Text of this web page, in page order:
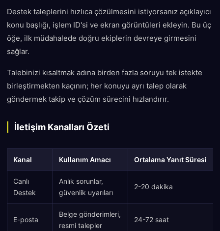
Destek taleplerini hızlıca çözülmesini istiyorsanız açıklayıcı
konu başlığı, işlem ID'si ve ekran görüntüleri ekleyin. Bu üç
öğe, ilk müdahalede doğru ekiplerin devreye girmesini
sağlar.
Talebinizi kısaltmak adına birden fazla soruyu tek istekte
birleştirmekten kaçının; her konuyu ayrı talep olarak
göndermek takip ve çözüm sürecini hızlandırır.
İletişim Kanalları Özeti
Kanal Kullanım Amacı Ortalama Yanıt Süresi
Canlı
Destek
Anlık sorunlar,
güvenlik uyarıları
2-20 dakika
E-posta
Belge gönderimleri,
resmi talepler
24-72 saat